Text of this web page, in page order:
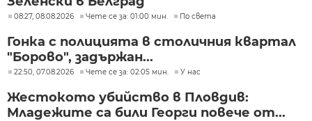
08:27, 08.08.2026 Чете се за: 01:00 мин. По света
Гонка с полицията в столичния квартал
"Борово", задържан...
22:50, 07.08.2026 Чете се за: 02:05 мин. У нас
Жестокото убийство в Пловдив:
Младежите са били Георги повече от...